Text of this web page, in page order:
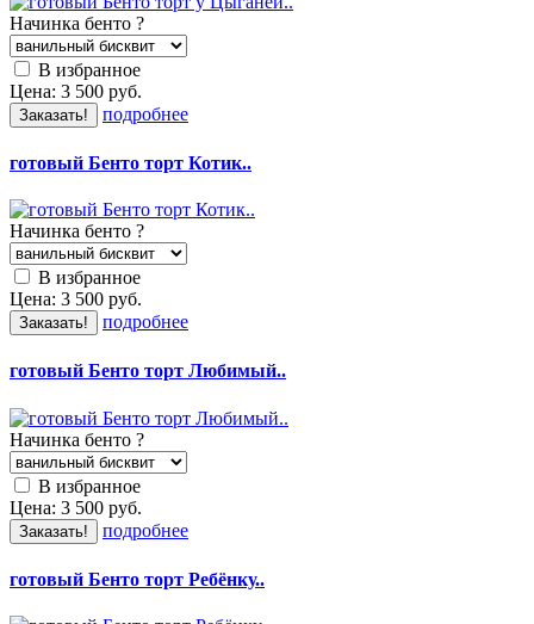
Начинка бенто ?
В избранное
Цена: 3 500 руб.
Заказать! подробнее
готовый Бенто торт Котик..
Начинка бенто ?
В избранное
Цена: 3 500 руб.
Заказать! подробнее
готовый Бенто торт Любимый..
Начинка бенто ?
В избранное
Цена: 3 500 руб.
Заказать! подробнее
готовый Бенто торт Ребёнку..